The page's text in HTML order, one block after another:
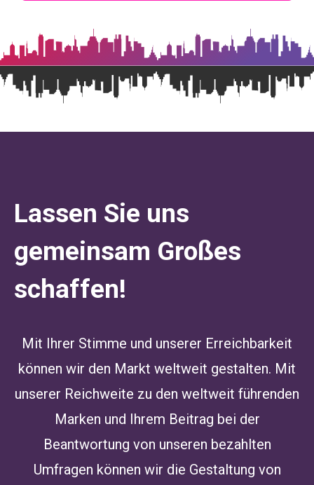
Lassen Sie uns
gemeinsam Großes
schaffen!
Mit Ihrer Stimme und unserer Erreichbarkeit
können wir den Markt weltweit gestalten. Mit
unserer Reichweite zu den weltweit führenden
Marken und Ihrem Beitrag bei der
Beantwortung von unseren bezahlten
Umfragen können wir die Gestaltung von